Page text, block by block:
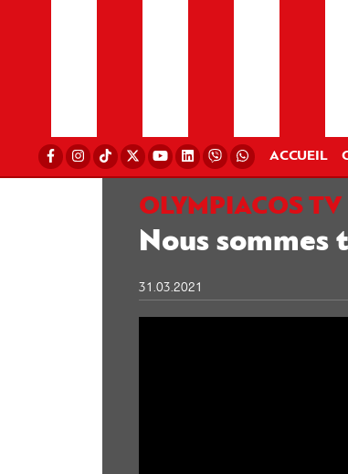
ACCUEIL
OLYMPIACOS TV
Nous sommes
31.03.2021